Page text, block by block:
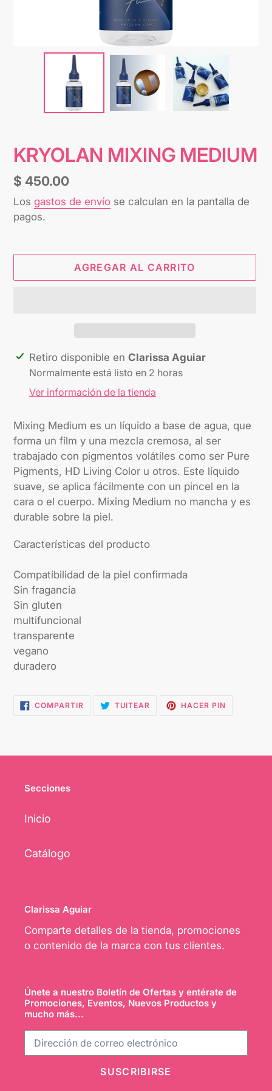
KRYOLAN MIXING MEDIUM
Precio
habitual
$ 450.00
Los gastos de envío se calculan en la pantalla de
pagos.
AGREGAR AL CARRITO
Agregando
producto
carrito
Retiro disponible en Clarissa Aguiar
Normalmente está listo en 2 horas
Ver información de la tienda
Mixing Medium es un líquido a base de agua, que
forma un film y una mezcla cremosa, al ser
trabajado con pigmentos volátiles como ser Pure
Pigments, HD Living Color u otros. Este líquido
suave, se aplica fácilmente con un pincel en la
cara o el cuerpo. Mixing Medium no mancha y es
durable sobre la piel.
Características del producto
Compatibilidad de la piel confirmada
Sin fragancia
Sin gluten
multifuncional
transparente
vegano
duradero
COMPARTIRCOMPARTIR
EN
TUITEAR TUITEARHACER PINPINEAR
EN
Secciones
Inicio
Catálogo
Clarissa Aguiar
Comparte detalles de la tienda, promociones
o contenido de la marca con tus clientes.
Únete a nuestro Boletín de Ofertas y entérate de
Promociones, Eventos, Nuevos Productos y
mucho más...
SUSCRIBIRSE